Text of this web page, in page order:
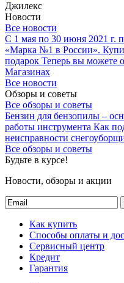
Джилекс
Новости
Все новости
С 1 мая по 30 июня 2021 г.
«Марка №1 в России».
подарок Теперь вы можете
Магазинах
Все новости
Обзоры и советы
Все обзоры и советы
Бензин для бензопилы –
работы инструмента Как
неисправности
Все обзоры и советы
Будьте в курсе!
Новости, обзоры и акции
Как купить
Способы оплаты и
Сервисный центр
Кредит
Гарантия